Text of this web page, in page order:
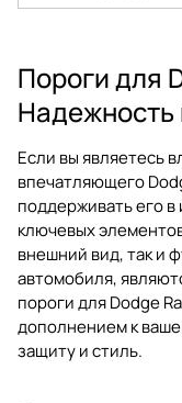
Пороги для
Надежность
Если вы являетесь
впечатляющего
поддерживать его
ключевых
внешний вид, так и
автомобиля,
пороги для Dodge
дополнением к
защиту и стиль.